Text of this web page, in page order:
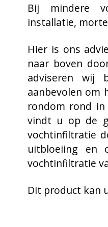
Bij mindere
installatie,
Hier is ons
naar boven
adviseren wij
aanbevolen om
rondom rond
vindt u op de
vochtinfiltratie
uitbloeiing en
vochtinfiltratie
Dit product kan